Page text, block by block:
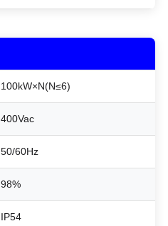
100kW×N(N≤6)
400Vac
50/60Hz
98%
IP54